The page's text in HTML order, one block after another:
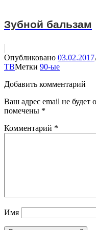
Зубной бальзам
Опубликовано 03.02.2017
ТВМетки 90-ые
Добавить комментарий
Ваш адрес email не будет
помечены *
Комментарий *
Имя